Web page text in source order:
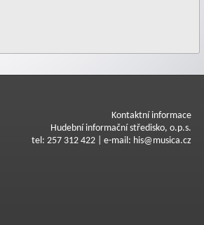
Kontaktní informace
Hudební informační středisko, o.p.s.
tel: 257 312 422 | e-mail: his@musica.cz